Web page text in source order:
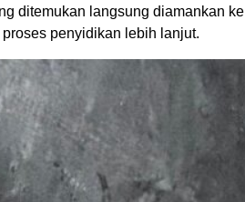
ditemukan langsung diamankan ke
penyidikan lebih lanjut.